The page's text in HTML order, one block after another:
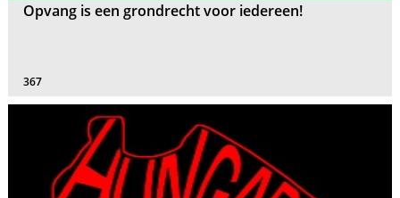
Opvang is een grondrecht voor iedereen!
367